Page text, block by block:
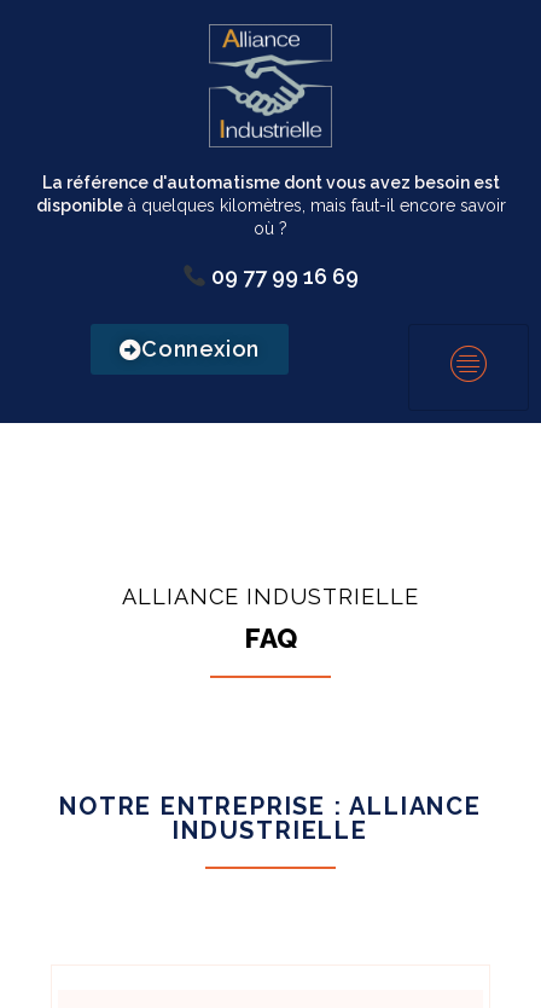
La référence d'automatisme dont vous avez besoin est
disponibleà quelques kilomètres, mais faut-il encore savoir
où ?
09 77 99 16 69
Connexion
ALLIANCE INDUSTRIELLE
FAQ
NOTRE ENTREPRISE : ALLIANCE
INDUSTRIELLE